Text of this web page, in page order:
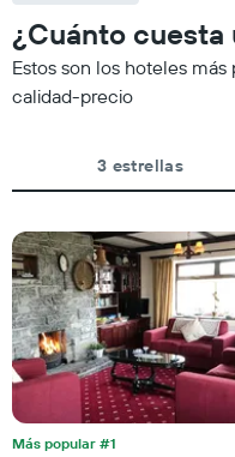
¿Cuánto cuesta
Estos son los hoteles
calidad-precio
3 estrellas
Más popular #1